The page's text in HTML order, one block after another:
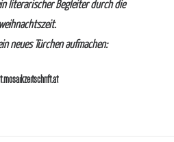
literarischer Begleiter durch die
neues Türchen aufmachen: